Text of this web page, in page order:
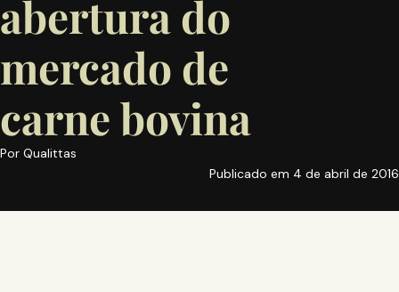
abertura do
mercado de
carne bovina
Por Qualittas
Publicado em 4 de abril de 2016